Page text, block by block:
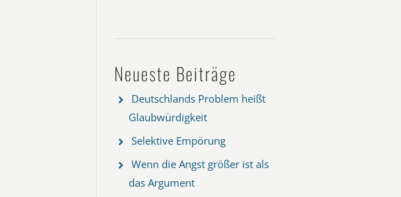
Neueste Beiträge
Deutschlands Problem heißt
Glaubwürdigkeit
Selektive Empörung
Wenn die Angst größer ist als
das Argument